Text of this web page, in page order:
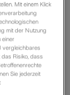
fertig.
Mit einem Klick
mit der Nutzung
einer
vergleichbares
das Risiko, dass
Sie jederzeit